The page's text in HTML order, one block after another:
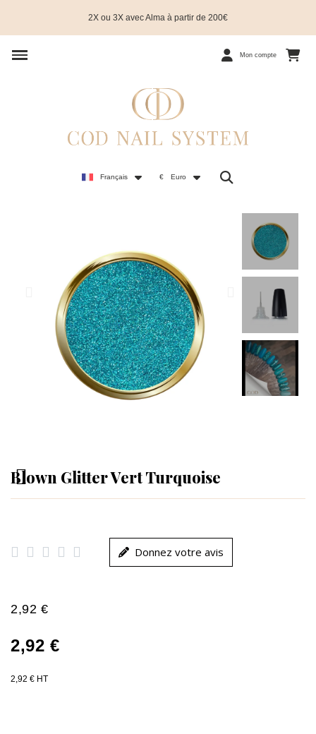
2X ou 3X avec Alma à partir de 200€
Mon compte
Français € Euro
Blown Glitter Vert Turquoise
     Donnez votre avis
2,92 €
2,92 €
2,92 € HT